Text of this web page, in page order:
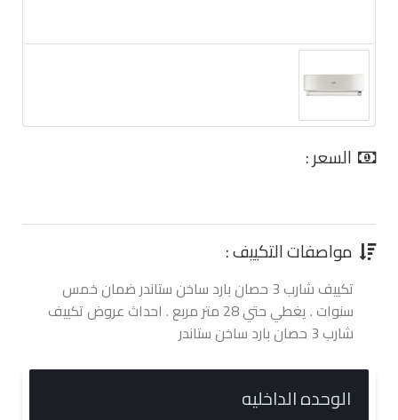
السعر :
مواصفات التكييف :
تكييف شارب 3 حصان بارد ساخن ستاندر ضمان خمس
سنوات . يغطي حتي 28 متر مربع . احداث عروض تكييف
شارب 3 حصان بارد ساخن ستاندر
الوحده الداخليه